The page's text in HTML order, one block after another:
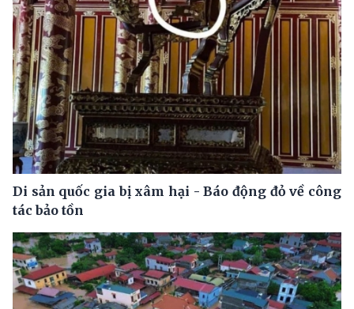
Di sản quốc gia bị xâm hại - Báo động đỏ về công
tác bảo tồn